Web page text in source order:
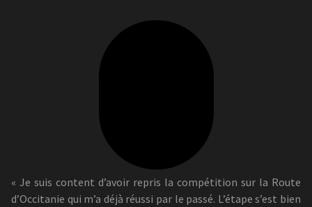
« Je suis content d’avoir repris la compétition sur la Route
d’Occitanie qui m’a déjà réussi par le passé. L’étape s’est bien